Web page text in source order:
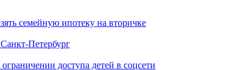
семейную ипотеку на вторичке
Петербург
доступа детей в соцсети